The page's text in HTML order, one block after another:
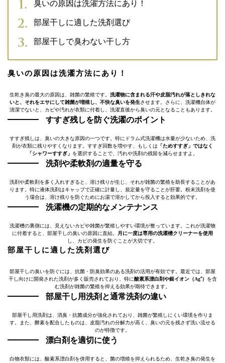
臭いの原因は洗濯方法にあり！
部屋干しに適した洗剤選び
部屋干しで臭わない干し方
臭いの原因は洗濯方法にあり！
生乾き臭の最大の原因は、雑菌の繁殖です。 洗濯物に含まれる汗や皮脂汚れが落としきれな
いと、それをエサにして雑菌が増殖し、不快な臭いを発生させます。さらに、洗濯機自体が
清潔でないと、カビや汚れが衣類に付着し、洗濯直後から臭いの元となることもあります。
すすぎ残しを防ぐ洗濯のポイント
すすぎ残しは、臭いの大きな原因の一つです。特にドラム式洗濯機は水量が少ないため、洗
剤が衣類に残りやすくなります。すすぎ回数を増やす、もしくは 「ためすすぎ」ではなく
「シャワーすすぎ」 を選択することで、汚れや洗剤の残留を減らせますよ。
洗剤や柔軟剤の適量を守る
洗剤や柔軟剤を多く入れすぎると、溶け残りが生じ、それが雑菌の繁殖を助長することがあ
ります。特に液体洗剤はキャップで正確に計量し、規定量を守ることが肝要。粉末洗剤を使
う場合は、溶け残りを防ぐためにお湯で溶かしてから投入すると効果的です。
洗濯機の定期的なメンテナンス
洗濯槽の裏側には、見えないカビや雑菌が繁殖しやすい環境が整っています。これが洗濯物
に付着すると、部屋干しの臭いの原因に直結。
月に一度は専用の洗濯槽クリーナーを使用
し、カビの発生を防ぐことが大切です。
部屋干しに適した洗剤選び
部屋干しの臭いを防ぐには、抗菌・防臭効果のある洗剤の活用が有効です。最近では、部屋
干し向けに開発された洗剤が多く販売されており、特に酸素系漂白剤や銀イオン（Ag⁺）
を含
む洗剤が雑菌の繁殖を抑える効果が期待できます。
部屋干し用洗剤と通常洗剤の違い
部屋干し用洗剤は、消臭・抗菌成分が強化されており、雑菌が繁殖しにくい環境を作りま
す。また、酵素を配合したものは、皮脂汚れの分解力が高く、臭いの元を残さず洗い流せる
のが特徴です。
漂白剤を適切に使う
白物衣類には、酸素系漂白剤を併用すると、菌の増殖を抑えられるため、生乾き臭の発生を